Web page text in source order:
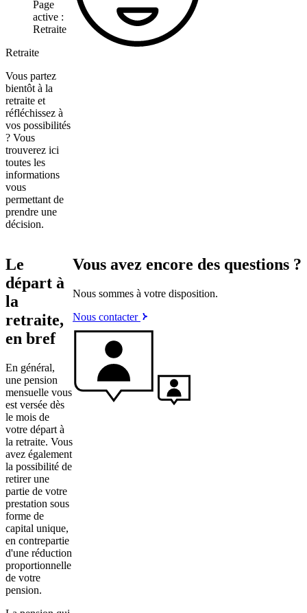
Page
active :
Retraite
Retraite
Vous partez
bientôt à la
retraite et
réfléchissez à
vos possibilités
? Vous
trouverez ici
toutes les
informations
vous
permettant de
prendre une
décision.
Le
départ à
la
retraite,
en bref
En général,
une pension
mensuelle vous
est versée dès
le mois de
votre départ à
la retraite. Vous
avez également
la possibilité de
retirer une
partie de votre
prestation sous
forme de
capital unique,
en contrepartie
d'une réduction
proportionnelle
de votre
pension.
Vous avez encore des questions ?
Nous sommes à votre disposition.
Nous contacter